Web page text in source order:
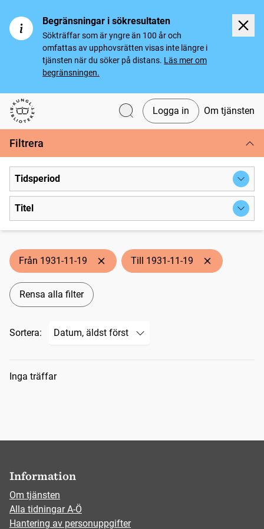
Begränsningar i sökresultaten
Sökträffar som är yngre än 100 år och
omfattas av upphovsrätten visas inte längre i
tjänsten när du söker på distans. Läs mer om
begränsningen.
Svenska tidningar
Logga in Om tjänsten
Filtrera
Tidsperiod
Titel
Från 1931-11-19 Till 1931-11-19
Rensa alla filter
Sortera:
Sökresultat
Inga träffar
Information
Om tjänsten
Alla tidningar A-Ö
Hantering av personuppgifter